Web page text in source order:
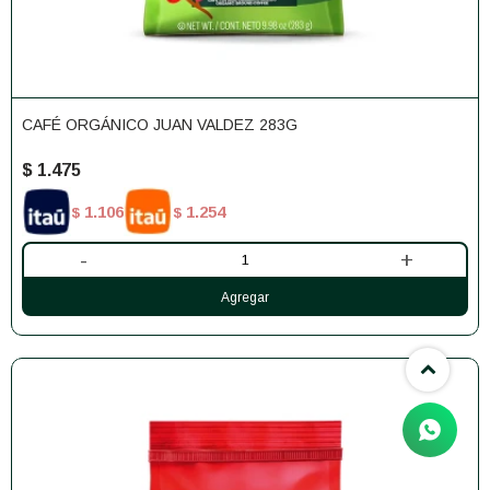
CAFÉ ORGÁNICO JUAN VALDEZ 283G
$ 1.475
$ 1.106 $ 1.254
- +